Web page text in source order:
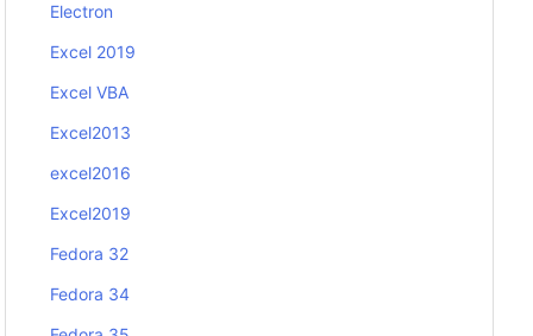
Electron
Excel 2019
Excel VBA
Excel2013
excel2016
Excel2019
Fedora 32
Fedora 34